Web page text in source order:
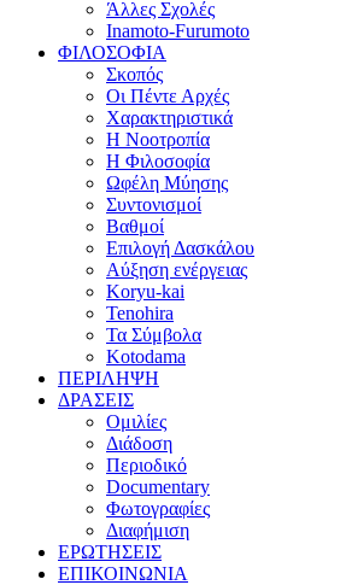
Άλλες Σχολές
Inamoto-Furumoto
ΦΙΛΟΣΟΦΙΑ
Σκοπός
Οι Πέντε Αρχές
Χαρακτηριστικά
Η Νοοτροπία
Η Φιλοσοφία
Ωφέλη Μύησης
Συντονισμοί
Βαθμοί
Επιλογή Δασκάλου
Αύξηση ενέργειας
Koryu-kai
Tenohira
Τα Σύμβολα
Kotodama
ΠΕΡΙΛΗΨΗ
ΔΡΑΣΕΙΣ
Ομιλίες
Διάδοση
Περιοδικό
Documentary
Φωτογραφίες
Διαφήμιση
ΕΡΩΤΗΣΕΙΣ
ΕΠΙΚΟΙΝΩΝΙΑ